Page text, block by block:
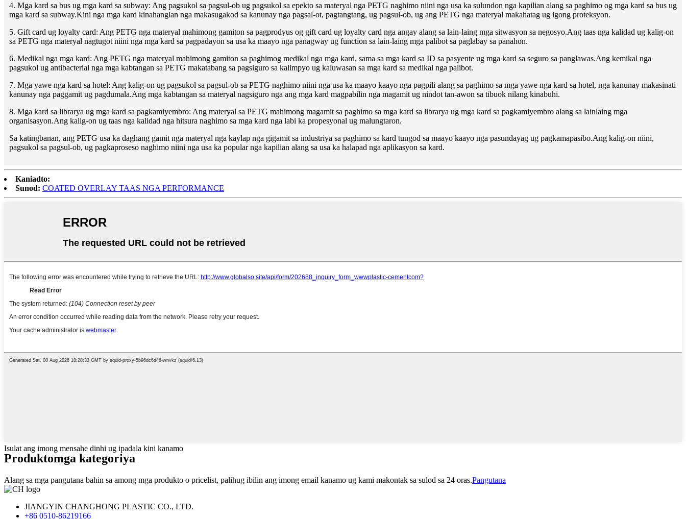
4. Mga kard sa bus ug mga kard sa subway: Ang pagsukol sa pagsul-ob ug pagsukol sa epekto sa materyal nga PETG naghimo niini nga usa ka sulundon nga kapilian alang sa paghimo og mga kard sa bus ug
mga kard sa subway.Kini nga mga kard kinahanglan nga makasugakod sa kanunay nga pagsal-ot, pagtangtang, ug pagsul-ob, ug ang PETG nga materyal makahatag ug igong proteksyon.
5. Gift card ug loyalty card: Ang PETG nga materyal mahimong gamiton sa pagprodyus og gift card ug loyalty card nga angay alang sa lain-laing mga sitwasyon sa negosyo.Ang taas nga kalidad ug kalig-on
sa PETG nga materyal nagtugot niini nga mga kard sa pagpadayon sa usa ka maayo nga panagway ug function sa lain-laing mga palibot sa paglabay sa panahon.
6. Medikal nga mga kard: Ang PETG nga materyal mahimong gamiton sa paghimog medikal nga mga kard, sama sa mga kard sa ID sa pasyente ug mga kard sa seguro sa panglawas.Ang kemikal nga
pagsukol ug antibacterial nga mga kabtangan sa PETG makatabang sa pagsiguro sa kalimpyo ug kaluwasan sa mga kard sa medikal nga palibot.
7. Mga yawe nga kard sa hotel: Ang kalig-on ug pagsukol sa pagsul-ob sa PETG naghimo niini nga usa ka maayo kaayo nga pagpili alang sa paghimo sa mga yawe nga kard sa hotel, nga kanunay makasinati
kanunay nga paggamit ug pagdumala.Ang mga kabtangan sa materyal nagsiguro nga ang mga kard magpabilin nga magamit ug nindot tan-awon sa tibuok nilang kinabuhi.
8. Mga kard sa librarya ug mga kard sa pagkamiyembro: Ang materyal sa PETG mahimong magamit sa paghimo sa mga kard sa librarya ug mga kard sa pagkamiyembro alang sa lainlaing mga
organisasyon.Ang kalig-on ug taas nga kalidad nga hitsura naghimo sa mga kard nga labi ka propesyonal ug malungtaron.
Sa katingbanan, ang PETG usa ka daghang gamit nga materyal nga kaylap nga gigamit sa industriya sa paghimo sa kard tungod sa maayo kaayo nga pasundayag ug pagkamapasibo.Ang kalig-on niini,
pagsukol sa pagsul-ob, ug pagkaproseso naghimo niini nga usa ka popular nga kapilian alang sa usa ka halapad nga aplikasyon sa kard.
Kaniadto:
Sunod: COATED OVERLAY TAAS NGA PERFORMANCE
Isulat ang imong mensahe dinhi ug ipadala kini kanamo
Produktomga kategoriya
Alang sa mga pangutana bahin sa among mga produkto o pricelist, palihug ibilin ang imong email kanamo ug kami makontak sa sulod sa 24 oras.Pangutana
JIANGYIN CHANGHONG PLASTIC CO., LTD.
+86 0510-86219166